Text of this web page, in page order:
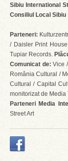
Sibiu International
Consiliul Local
Parteneri:
/ Daisler Print
Tupiar Records.
Comunicat de: Vice
România Cultural /
Cultural / Capital
monitorizat de Media
Parteneri Media
Street Art